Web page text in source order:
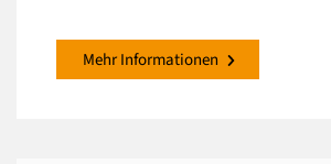
Mehr Informationen